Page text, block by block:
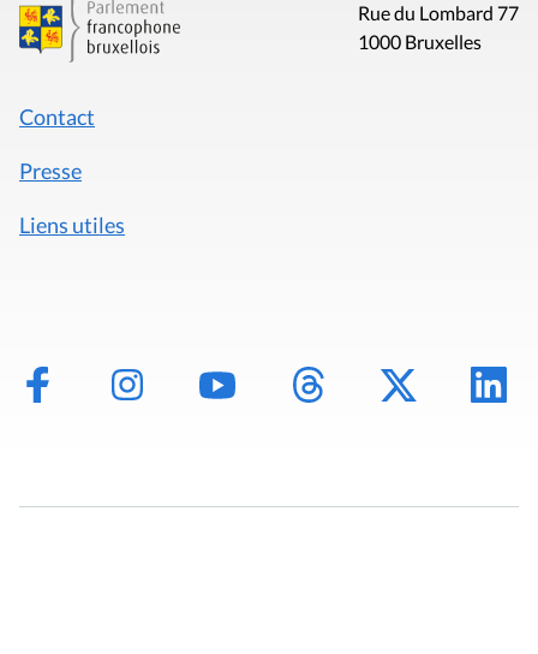
Rue du Lombard 77
1000 Bruxelles
Contact
Presse
Liens utiles